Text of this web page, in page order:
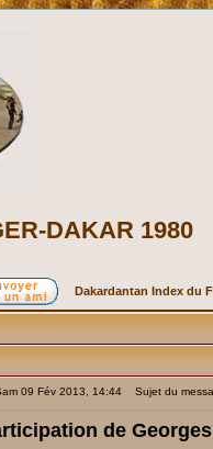
DAKAR 1980
Dakardantan Index du
09 Fév 2013, 14:44 Sujet du
de